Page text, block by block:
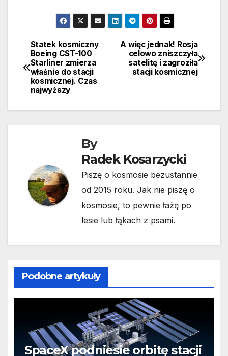
Nawigacja
wpisu
A więc jednak! Rosja
celowo zniszczyła
satelitę i zagroziła
stacji kosmicznej
Statek kosmiczny
Boeing CST-100
Starliner zmierza
właśnie do stacji
kosmicznej. Czas
najwyższy
By
Radek Kosarzycki
Piszę o kosmosie bezustannie
od 2015 roku. Jak nie piszę o
kosmosie, to pewnie łażę po
lesie lub łąkach z psami.
Podobne artykuły
SpaceX podniesie orbitę stacji